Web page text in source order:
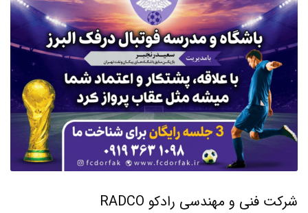
شرکت فنی و مهندسی رادکو RADCO